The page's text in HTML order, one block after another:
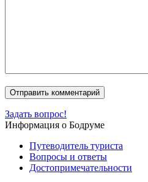
Задать вопрос!
Информация о Бодруме
Путеводитель туриста
Вопросы и ответы
Достопримечательности